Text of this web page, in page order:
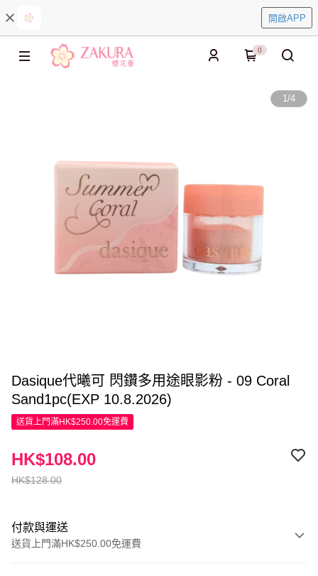
開啟APP
0
1/4
Dasique代曦可 閃鑽多用途眼影粉 - 09 Coral
Sand1pc(EXP 10.8.2026)
送貨上門滿HK$250.00免運費
HK$128.00
HK$108.00
付款與運送
送貨上門滿HK$250.00免運費